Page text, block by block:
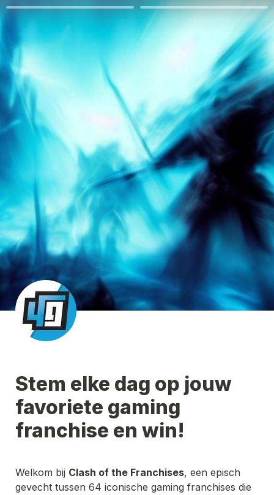
Stem elke dag op jouw
favoriete gaming
franchise en win!
Welkom bij Clash of the Franchises, een episch
gevecht tussen 64 iconische gaming franchises die